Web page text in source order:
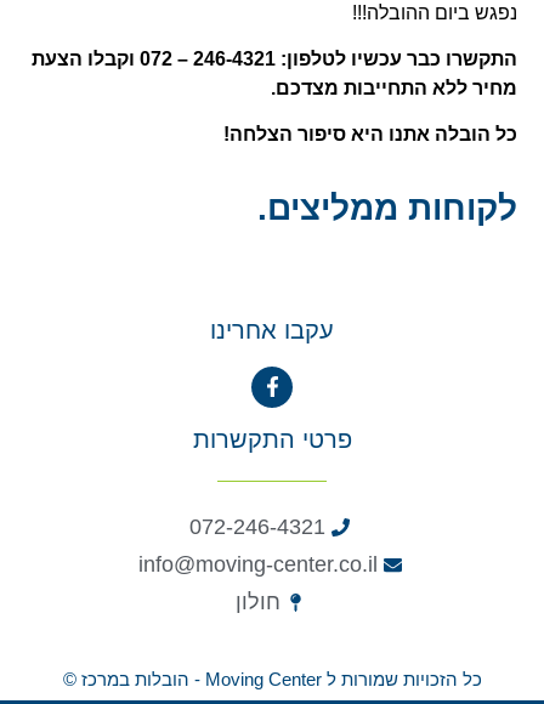
נפגש ביום ההובלה!!!
התקשרו כבר עכשיו לטלפון: 246-4321 – 072 וקבלו הצעת
מחיר ללא התחייבות מצדכם.
כל הובלה אתנו היא סיפור הצלחה!
לקוחות ממליצים.
עקבו אחרינו
פרטי התקשרות
072-246-4321
info@moving-center.co.il
חולון
כל הזכויות שמורות ל Moving Center - הובלות במרכז ©